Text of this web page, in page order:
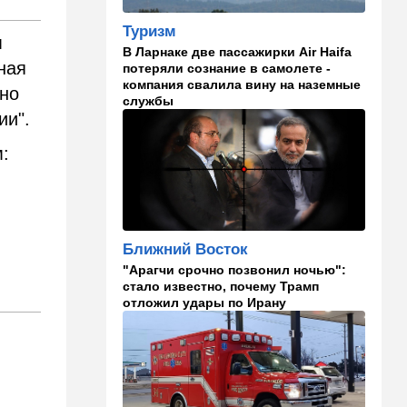
09:00 В мире
Детали инцидента в
аэропорту Лейпцига: чудо
спасло от чудовищного
взрыва
В мире
Подросток открыл огонь в
школе под Бангкоком:
погибли семь человек
07:55 Израиль
Израиль разрабатывает
собственный малозаметный
боевой беспилотник нового
поколения
07:50 Ближний Восток
Стоп Израилю, стоп
Америке: в Иране готовят
законопроект по Ормузу
Туризм
В Ларнаке две пассажирки Air Haifa
потеряли сознание в самолете -
компания свалила вину на наземные
службы
Ближний Восток
"Арагчи срочно позвонил ночью":
стало известно, почему Трамп
отложил удары по Ирану